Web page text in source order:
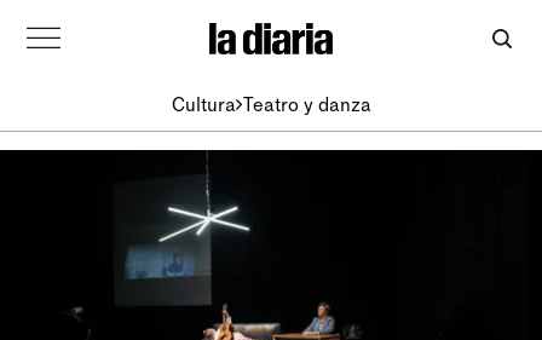
Cultura Teatro y danza